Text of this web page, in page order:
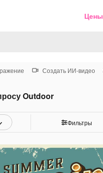
Цены
Создать ИИ-видео
Outdoor
Фильтры